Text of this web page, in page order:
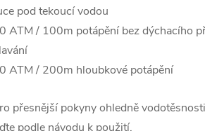
pod tekoucí vodou
ATM / 100m potápění bez dýchacího
ATM / 200m hloubkové potápění
přesnější pokyny ohledně
podle návodu k použití.